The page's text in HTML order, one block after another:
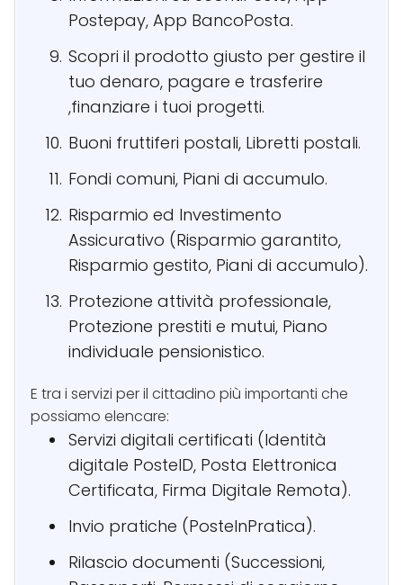
Postepay, App BancoPosta.
Scopri il prodotto giusto per gestire il
tuo denaro, pagare e trasferire
,finanziare i tuoi progetti.
Buoni fruttiferi postali, Libretti postali.
Fondi comuni, Piani di accumulo.
Risparmio ed Investimento
Assicurativo (Risparmio garantito,
Risparmio gestito, Piani di accumulo).
Protezione attività professionale,
Protezione prestiti e mutui, Piano
individuale pensionistico.
E tra i servizi per il cittadino più importanti che
possiamo elencare:
Servizi digitali certificati (Identità
digitale PosteID, Posta Elettronica
Certificata, Firma Digitale Remota).
Invio pratiche (PosteInPratica).
Rilascio documenti (Successioni,